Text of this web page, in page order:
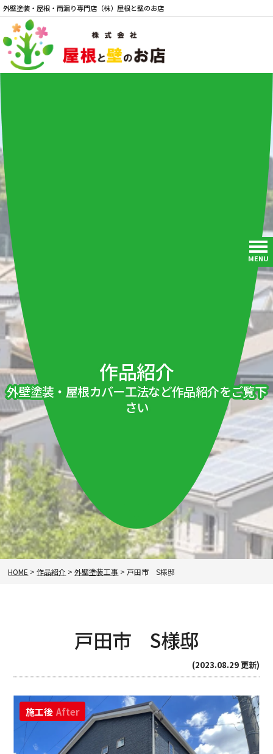
外壁塗装・屋根・雨漏り専門店（株）屋根と壁のお店
MENU
作品紹介
外壁塗装・屋根カバー工法など作品紹介をご覧下
さい
HOME >作品紹介 >外壁塗装工事 >戸田市 S様邸
戸田市 S様邸
(2023.08.29 更新)
施工後 After